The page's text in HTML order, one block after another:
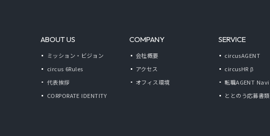
ABOUT US
ミッション・ビジョン
circus 6Rules
代表挨拶
CORPORATE IDENTITY
COMPANY
会社概要
アクセス
オフィス環境
SERVICE
circusAGENT
circusHR β
転職AGENT Navi
ととのう応募書類